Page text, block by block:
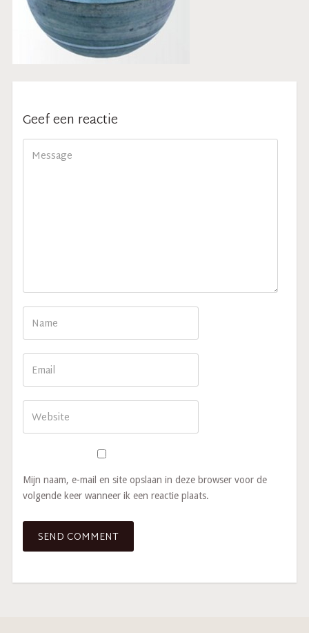
Geef een reactie
Mijn naam, e-mail en site opslaan in deze browser voor de
volgende keer wanneer ik een reactie plaats.